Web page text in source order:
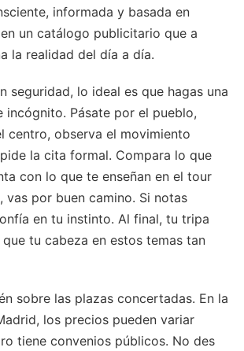
informada y basada en
un catálogo publicitario que a
la realidad del día a día.
seguridad, lo ideal es que hagas una
incógnito. Pásate por el pueblo,
centro, observa el movimiento
la cita formal. Compara lo que
con lo que te enseñan en el tour
vas por buen camino. Si notas
en tu instinto. Al final, tu tripa
que tu cabeza en estos temas tan
sobre las plazas concertadas. En la
los precios pueden variar
tiene convenios públicos. No des